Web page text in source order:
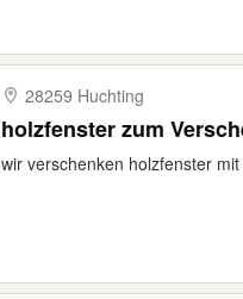
28259 Huchting
holzfenster zum
wir verschenken holzfenster